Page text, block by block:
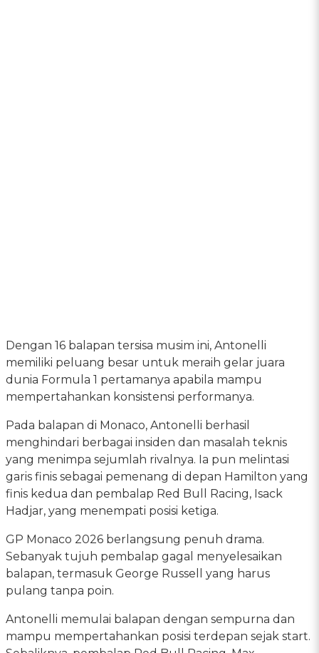
Dengan 16 balapan tersisa musim ini, Antonelli
memiliki peluang besar untuk meraih gelar juara
dunia Formula 1 pertamanya apabila mampu
mempertahankan konsistensi performanya.
Pada balapan di Monaco, Antonelli berhasil
menghindari berbagai insiden dan masalah teknis
yang menimpa sejumlah rivalnya. Ia pun melintasi
garis finis sebagai pemenang di depan Hamilton yang
finis kedua dan pembalap Red Bull Racing, Isack
Hadjar, yang menempati posisi ketiga.
GP Monaco 2026 berlangsung penuh drama.
Sebanyak tujuh pembalap gagal menyelesaikan
balapan, termasuk George Russell yang harus
pulang tanpa poin.
Antonelli memulai balapan dengan sempurna dan
mampu mempertahankan posisi terdepan sejak start.